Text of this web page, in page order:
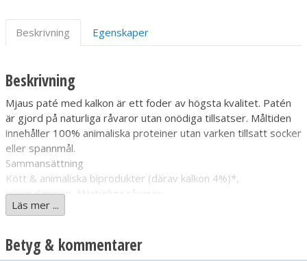
Beskrivning Egenskaper
Beskrivning
Mjaus paté med kalkon är ett foder av högsta kvalitet. Patén
är gjord på naturliga råvaror utan onödiga tillsatser. Måltiden
innehåller 100% animaliska proteiner utan varken tillsatt socker
eller spannmål.
Sammansättning
Kött & animaliska biprodukter (därav kalkon 4%)*,
mineralämnen. *Naturliga råvaror
Tillsatser per kg
E (all-rac-a-tokoferylacetat) 12 mg, taurin 150 mg, koppar
(II)sulfat, pentahydrat 8 mg; mangan (II)oxid /mangan(III)oxid
Läs mer ...
Betyg & kommentarer